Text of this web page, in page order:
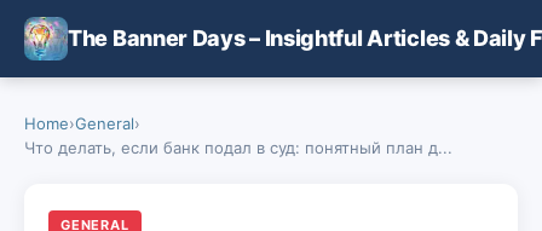
Skip to main content
The Banner Days – Insightful Articles & Daily
Home›General›
Что делать, если банк подал в суд: понятный план д...
GENERAL